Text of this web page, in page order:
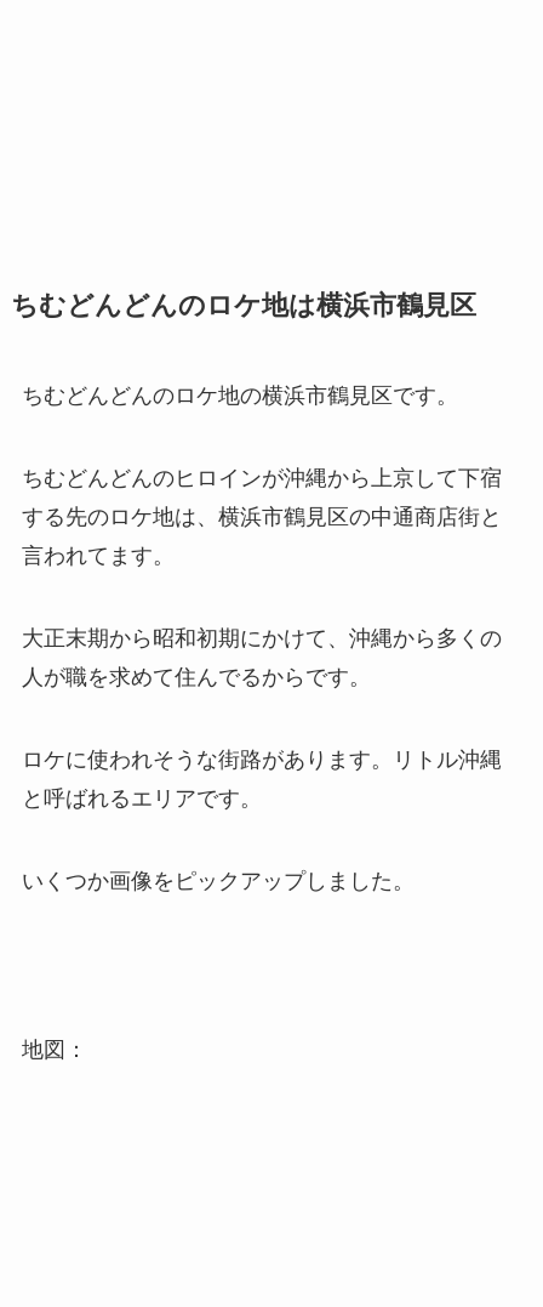
ちむどんどんのロケ地は横浜市鶴見区
ちむどんどんのロケ地の横浜市鶴見区です。
ちむどんどんのヒロインが沖縄から上京して下宿
する先のロケ地は、横浜市鶴見区の中通商店街と
言われてます。
大正末期から昭和初期にかけて、沖縄から多くの
人が職を求めて住んでるからです。
ロケに使われそうな街路があります。リトル沖縄
と呼ばれるエリアです。
いくつか画像をピックアップしました。
地図：